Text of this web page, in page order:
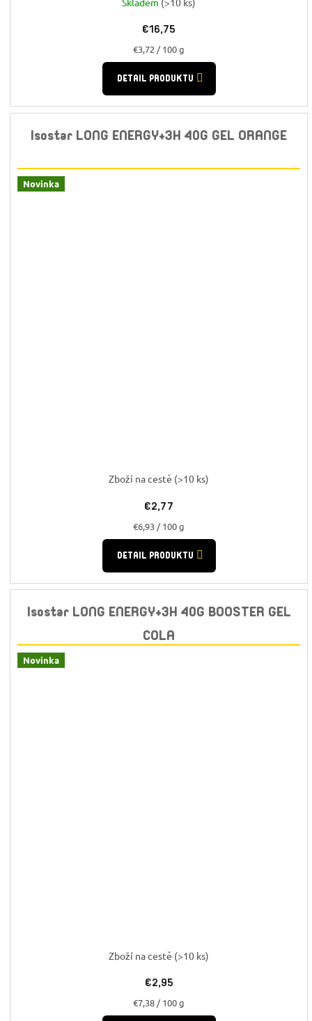
€16,75
Jednotková
cena:
€3,72 / 100 g
DETAIL PRODUKTU
Isostar LONG ENERGY+3H 40G GEL ORANGE
Novinka
Zboží na cestě (>10 ks)
€2,77
Jednotková
cena:
€6,93 / 100 g
DETAIL PRODUKTU
Isostar LONG ENERGY+3H 40G BOOSTER GEL
COLA
Novinka
Zboží na cestě (>10 ks)
€2,95
Jednotková
cena:
€7,38 / 100 g